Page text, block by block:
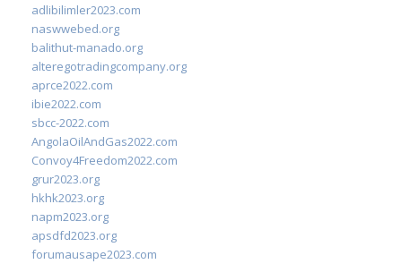
adlibilimler2023.com
naswwebed.org
balithut-manado.org
alteregotradingcompany.org
aprce2022.com
ibie2022.com
sbcc-2022.com
AngolaOilAndGas2022.com
Convoy4Freedom2022.com
grur2023.org
hkhk2023.org
napm2023.org
apsdfd2023.org
forumausape2023.com